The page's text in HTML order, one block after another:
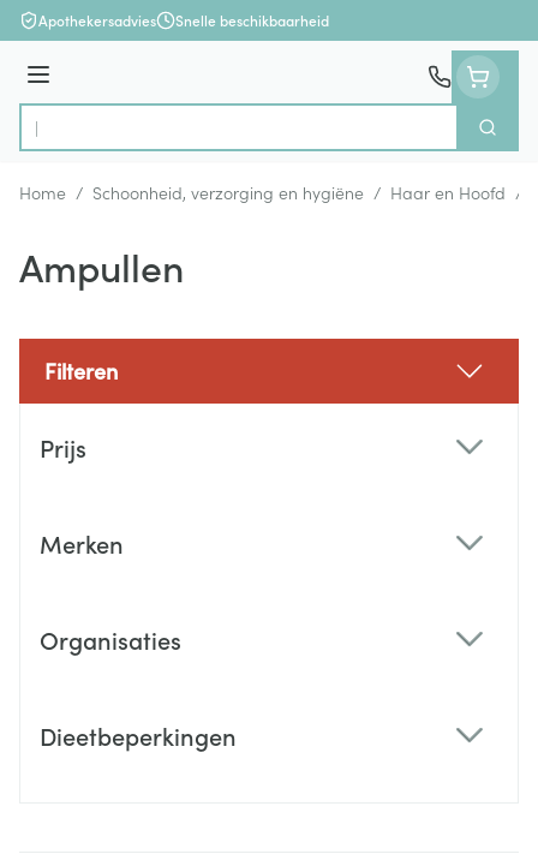
Ga naar de inhoud
Apothekersadvies Snelle beschikbaarheid
Menu
Product, merk, categorie...
Zoek
Home / Schoonheid, verzorging en hygiëne / Haar en Hoofd /
Ampullen
Filteren
Prijs
Merken
Organisaties
Dieetbeperkingen